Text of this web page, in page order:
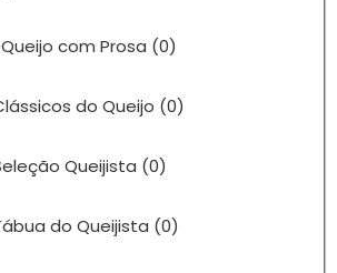
com Prosa (0)
do Queijo (0)
Queijista (0)
do Queijista (0)